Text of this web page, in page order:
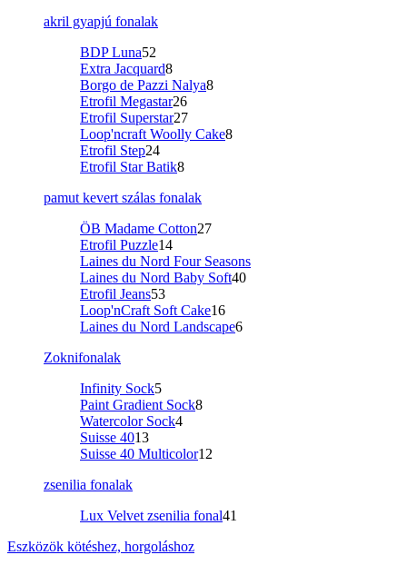
akril gyapjú fonalak
BDP Luna52
Extra Jacquard8
Borgo de Pazzi Nalya8
Etrofil Megastar26
Etrofil Superstar27
Loop'ncraft Woolly Cake8
Etrofil Step24
Etrofil Star Batik8
pamut kevert szálas fonalak
ÖB Madame Cotton27
Etrofil Puzzle14
Laines du Nord Four Seasons
Laines du Nord Baby Soft40
Etrofil Jeans53
Loop'nCraft Soft Cake16
Laines du Nord Landscape6
Zoknifonalak
Infinity Sock5
Paint Gradient Sock8
Watercolor Sock4
Suisse 4013
Suisse 40 Multicolor12
zsenilia fonalak
Lux Velvet zsenilia fonal41
Eszközök kötéshez, horgoláshoz